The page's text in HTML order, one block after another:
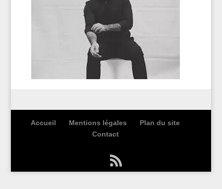
Accueil Mentions légales
Plan du site
Contact